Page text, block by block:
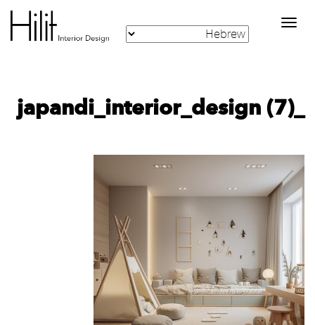
Toggle
navigation
_japandi_interior_design (7)